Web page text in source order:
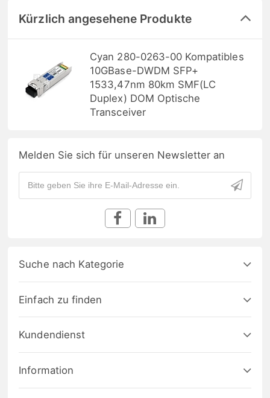
Kürzlich angesehene Produkte
Cyan 280-0263-00 Kompatibles
10GBase-DWDM SFP+
1533,47nm 80km SMF(LC
Duplex) DOM Optische
Transceiver
Melden Sie sich für unseren Newsletter an
Suche nach Kategorie
Einfach zu finden
Kundendienst
Information